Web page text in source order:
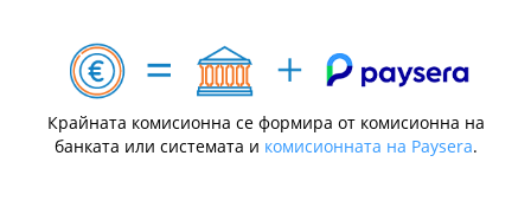
Крайната комисионна се формира от комисионна на
банката или системата и комисионната на Paysera.